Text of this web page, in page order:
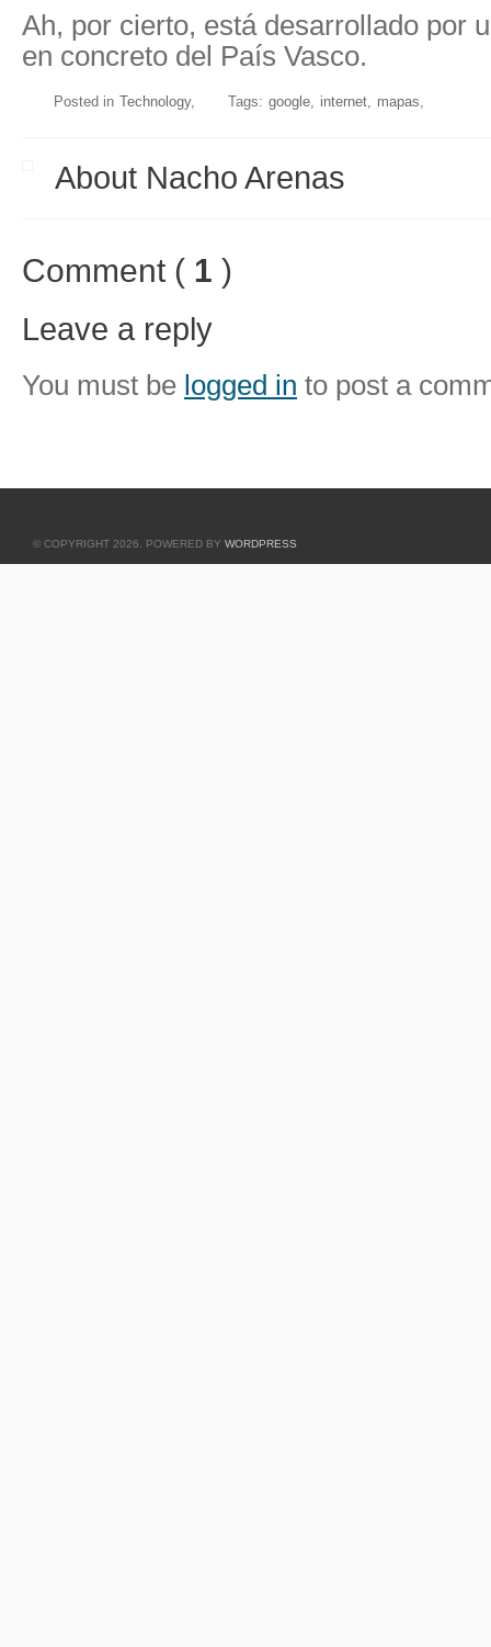
Ah, por cierto, está desarrollado por
en concreto del Paí­s Vasco.
Posted in Technology Tags: google internet mapas
About Nacho Arenas
Comment ( 1 )
Leave a reply
You must be logged in to post a
© COPYRIGHT 2026. POWERED BY WORDPRESS